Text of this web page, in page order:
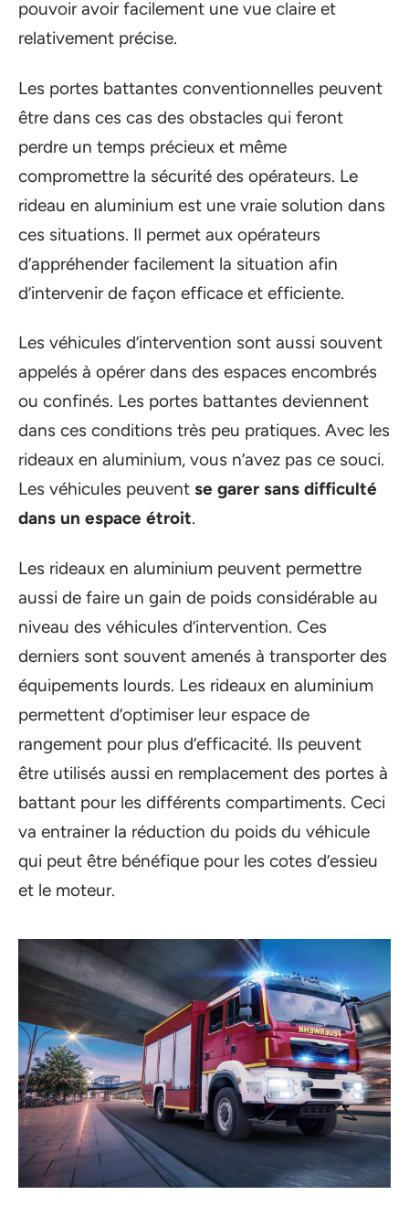
pouvoir avoir facilement une vue claire et
relativement précise.
Les portes battantes conventionnelles peuvent
être dans ces cas des obstacles qui feront
perdre un temps précieux et même
compromettre la sécurité des opérateurs. Le
rideau en aluminium est une vraie solution dans
ces situations. Il permet aux opérateurs
d’appréhender facilement la situation afin
d’intervenir de façon efficace et efficiente.
Les véhicules d’intervention sont aussi souvent
appelés à opérer dans des espaces encombrés
ou confinés. Les portes battantes deviennent
dans ces conditions très peu pratiques. Avec les
rideaux en aluminium, vous n’avez pas ce souci.
Les véhicules peuvent se garer sans difficulté
dans un espace étroit.
Les rideaux en aluminium peuvent permettre
aussi de faire un gain de poids considérable au
niveau des véhicules d’intervention. Ces
derniers sont souvent amenés à transporter des
équipements lourds. Les rideaux en aluminium
permettent d’optimiser leur espace de
rangement pour plus d’efficacité. Ils peuvent
être utilisés aussi en remplacement des portes à
battant pour les différents compartiments. Ceci
va entrainer la réduction du poids du véhicule
qui peut être bénéfique pour les cotes d’essieu
et le moteur.